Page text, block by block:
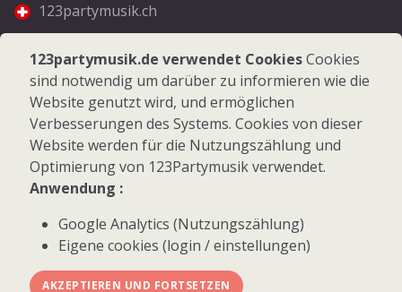
123partymusik.ch
Folgen Sie uns
Facebook
Instagram
© 2026 123Partymusik.de - Alle Rechte vorbehalten
123partymusik.de verwendet CookiesCookies
sind notwendig um darüber zu informieren wie die
Website genutzt wird, und ermöglichen
Verbesserungen des Systems. Cookies von dieser
Website werden für die Nutzungszählung und
Optimierung von 123Partymusik verwendet.
Anwendung :
Google Analytics (Nutzungszählung)
Eigene cookies (login / einstellungen)
AKZEPTIEREN UND FORTSETZEN